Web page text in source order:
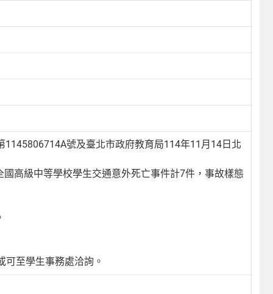
號及臺北市政府教育局114年11月14日北
高級中等學校學生交通意外死亡事件計7件，事故樣態
至學生事務處洽詢。